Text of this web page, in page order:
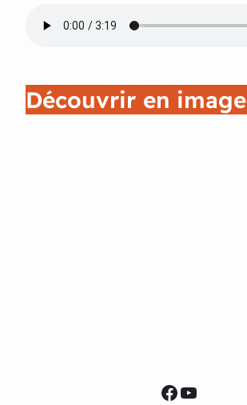
Découvrir en image
Facebook
YouTube